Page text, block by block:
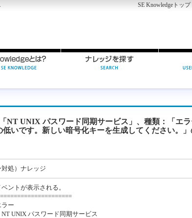
SE Knowledgeトップ
NT UNIX パスワード同期サービス」、種類：「エラ
いです。新しい暗号化キーを生成してください。
処）ナレッジ
ントが表示される。
ー
UNIX パスワード同期サービス